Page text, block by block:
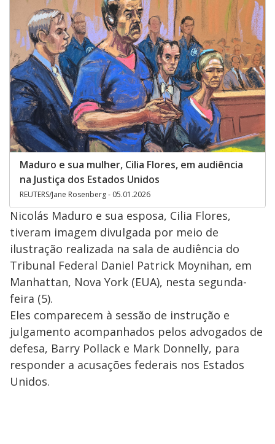
Maduro e sua mulher, Cilia Flores, em audiência
na Justiça dos Estados Unidos
REUTERS/Jane Rosenberg - 05.01.2026
Nicolás Maduro e sua esposa, Cilia Flores,
tiveram imagem divulgada por meio de
ilustração realizada na sala de audiência do
Tribunal Federal Daniel Patrick Moynihan, em
Manhattan, Nova York (EUA), nesta segunda-
feira (5).
Eles comparecem à sessão de instrução e
julgamento acompanhados pelos advogados de
defesa, Barry Pollack e Mark Donnelly, para
responder a acusações federais nos Estados
Unidos.